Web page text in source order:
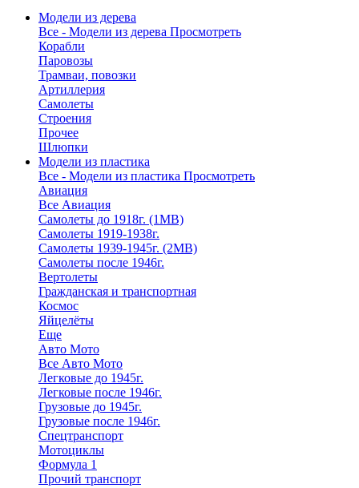
Модели из дерева
Все - Модели из дерева Просмотреть
Корабли
Паровозы
Трамваи, повозки
Артиллерия
Самолеты
Строения
Прочее
Шлюпки
Модели из пластика
Все - Модели из пластика Просмотреть
Авиация
Все Авиация
Самолеты до 1918г. (1МВ)
Самолеты 1919-1938г.
Самолеты 1939-1945г. (2МВ)
Самолеты после 1946г.
Вертолеты
Гражданская и транспортная
Космос
Яйцелёты
Еще
Авто Мото
Все Авто Мото
Легковые до 1945г.
Легковые после 1946г.
Грузовые до 1945г.
Грузовые после 1946г.
Спецтранспорт
Мотоциклы
Формула 1
Прочий транспорт